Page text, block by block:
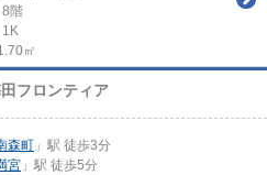
8階
1K
㎡
フロンティア
森町 」駅 徒歩3分
宮 」駅 徒歩5分